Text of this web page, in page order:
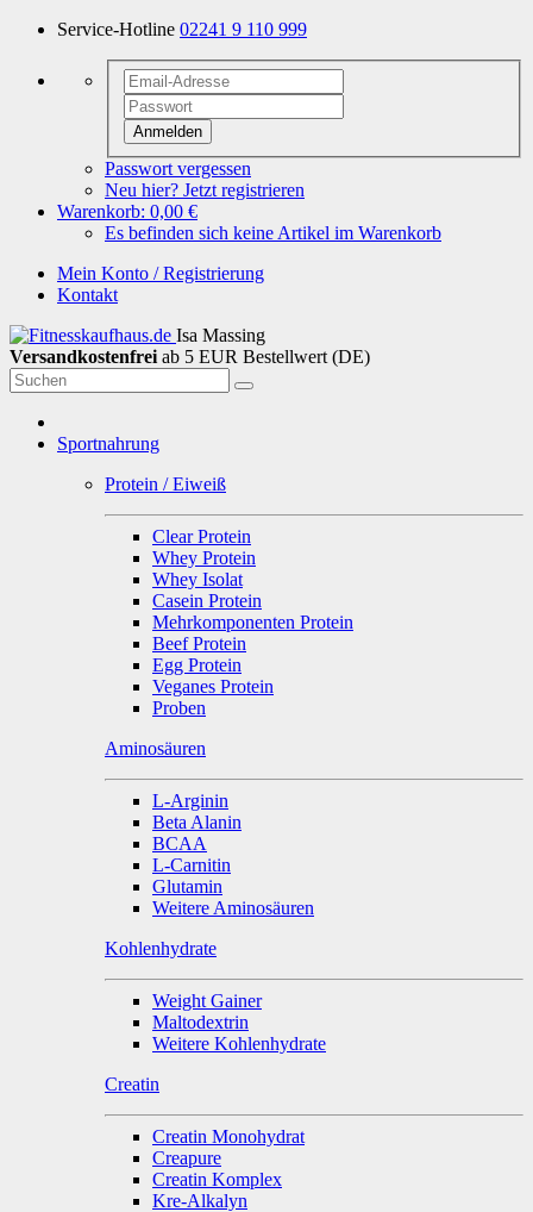
Service-Hotline 02241 9 110 999
Anmelden
Passwort vergessen
Neu hier? Jetzt registrieren
Warenkorb: 0,00 €
Es befinden sich keine Artikel im Warenkorb
Mein Konto / Registrierung
Kontakt
Isa Massing
Versandkostenfrei ab 5 EUR Bestellwert (DE)
Sportnahrung
Protein / Eiweiß
Clear Protein
Whey Protein
Whey Isolat
Casein Protein
Mehrkomponenten Protein
Beef Protein
Egg Protein
Veganes Protein
Proben
Aminosäuren
L-Arginin
Beta Alanin
BCAA
L-Carnitin
Glutamin
Weitere Aminosäuren
Kohlenhydrate
Weight Gainer
Maltodextrin
Weitere Kohlenhydrate
Creatin
Creatin Monohydrat
Creapure
Creatin Komplex
Kre-Alkalyn